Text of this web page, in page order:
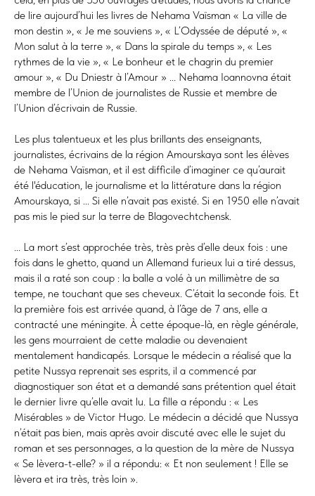
de lire aujourd’hui les livres de Nehama Vaїsman « La ville de
mon destin », « Je me souviens », « L’Odyssée de député », «
Mon salut à la terre », « Dans la spirale du temps », « Les
rythmes de la vie », « Le bonheur et le chagrin du premier
amour », « Du Dniestr à l’Amour » ... Nehama Ioannovna était
membre de l’Union de journalistes de Russie et membre de
l’Union d’écrivain de Russie.
Les plus talentueux et les plus brillants des enseignants,
journalistes, écrivains de la région Amourskaya sont les élèves
de Nehama Vaїsman, et il est difficile d’imaginer ce qu’aurait
été l'éducation, le journalisme et la littérature dans la région
Amourskaya, si ... Si elle n’avait pas existé. Si en 1950 elle n’avait
pas mis le pied sur la terre de Blagovechtchensk.
... La mort s’est approchée très, très près d’elle deux fois : une
fois dans le ghetto, quand un Allemand furieux lui a tiré dessus,
mais il a raté son coup : la balle a volé à un millimètre de sa
tempe, ne touchant que ses cheveux. C’était la seconde fois. Et
la première fois est arrivée quand, à l’âge de 7 ans, elle a
contracté une méningite. À cette époque-là, en règle générale,
les gens mourraient de cette maladie ou devenaient
mentalement handicapés. Lorsque le médecin a réalisé que la
petite Nussya reprenait ses esprits, il a commencé par
diagnostiquer son état et a demandé sans prétention quel était
le dernier livre qu’elle avait lu. La fille a répondu : « Les
Misérables » de Victor Hugo. Le médecin a décidé que Nussya
n’était pas bien, mais après avoir discuté avec elle le sujet du
roman et ses personnages, a la question de la mère de Nussya
« Se lèvera-t-elle? » il a répondu: « Et non seulement ! Elle se
lèvera et ira très, très loin ».